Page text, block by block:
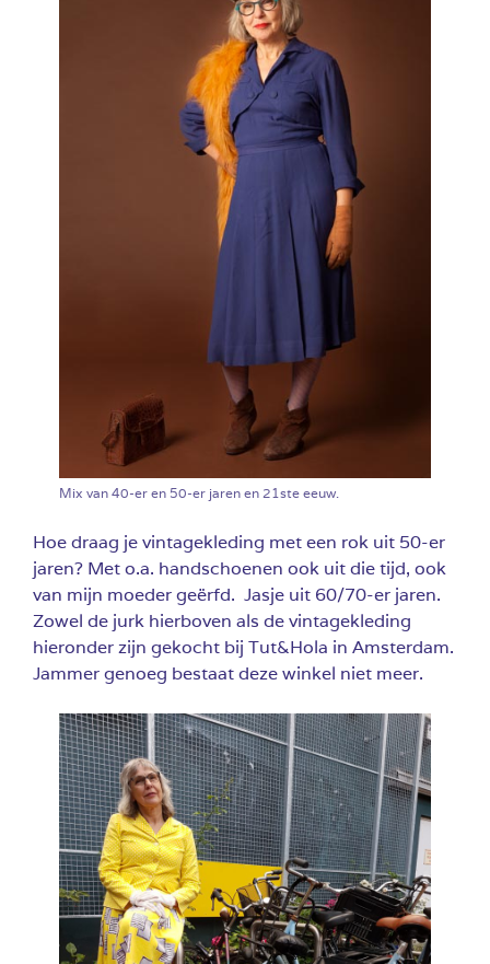
Mix van 40-er en 50-er jaren en 21ste eeuw.
Hoe draag je vintagekleding met een rok uit 50-er
jaren? Met o.a. handschoenen ook uit die tijd, ook
van mijn moeder geërfd. Jasje uit 60/70-er jaren.
Zowel de jurk hierboven als de vintagekleding
hieronder zijn gekocht bij Tut&Hola in Amsterdam.
Jammer genoeg bestaat deze winkel niet meer.